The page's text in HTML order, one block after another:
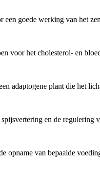
goede werking van het
voor het cholesterol- en
adaptogene plant die het
en de regulering
opname van bepaalde